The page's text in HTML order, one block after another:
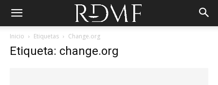
Inicio Etiquetas Change.org
Etiqueta: change.org